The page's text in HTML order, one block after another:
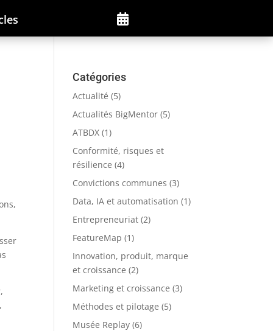

Catégories
Actualité (5)
Actualités BigMentor (5)
ATBDX (1)
Conformité, risques et
résilience (4)
Convictions communes (3)
Data, IA et automatisation (1)
Entrepreneuriat (2)
FeatureMap (1)
Innovation, produit, marque
et croissance (2)
Marketing et croissance (3)
Méthodes et pilotage (5)
Musée Replay (6)